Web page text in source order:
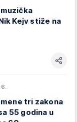
Kejv stiže na
tri zakona
55 godina u